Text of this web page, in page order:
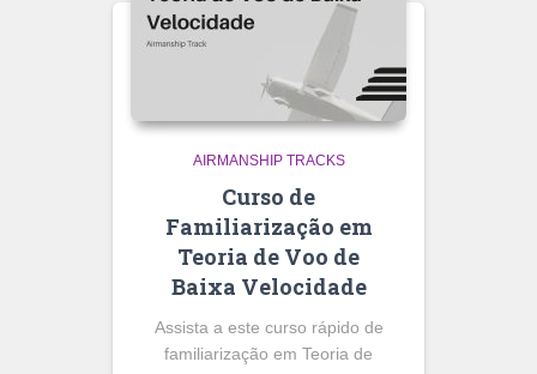
AIRMANSHIP TRACKS
Curso de
Familiarização em
Teoria de Voo de
Baixa Velocidade
Assista a este curso rápido de
familiarização em Teoria de